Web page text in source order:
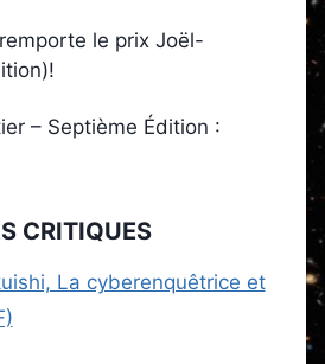
le prix Joël-
– Septième Édition :
CRITIQUES
La cyberenquêtrice et